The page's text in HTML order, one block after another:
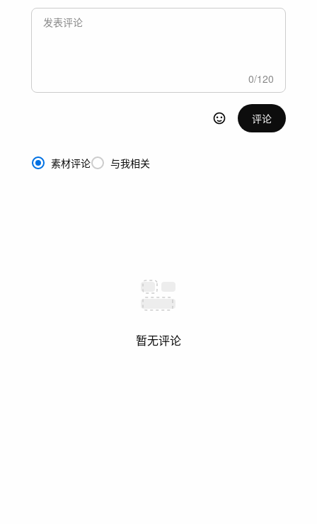
0/120
评论
素材评论 与我相关
暂无评论